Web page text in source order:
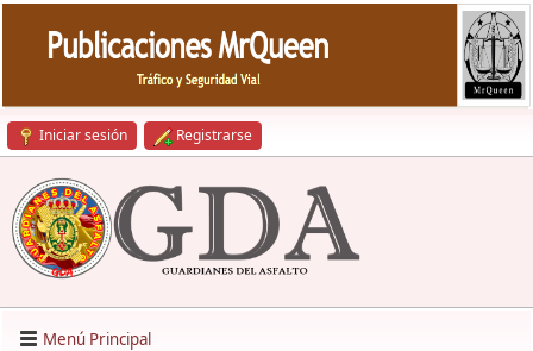
Iniciar sesión Registrarse
Menú Principal